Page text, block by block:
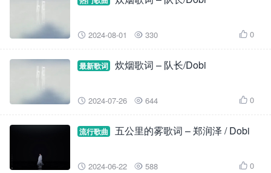
 2024-08-01  330  0
最新歌词 炊烟歌词 – 队长/Dobi
 2024-07-26  644  0
流行歌曲 五公里的雾歌词 – 郑润泽 / Dobi
 2024-06-22  588  0